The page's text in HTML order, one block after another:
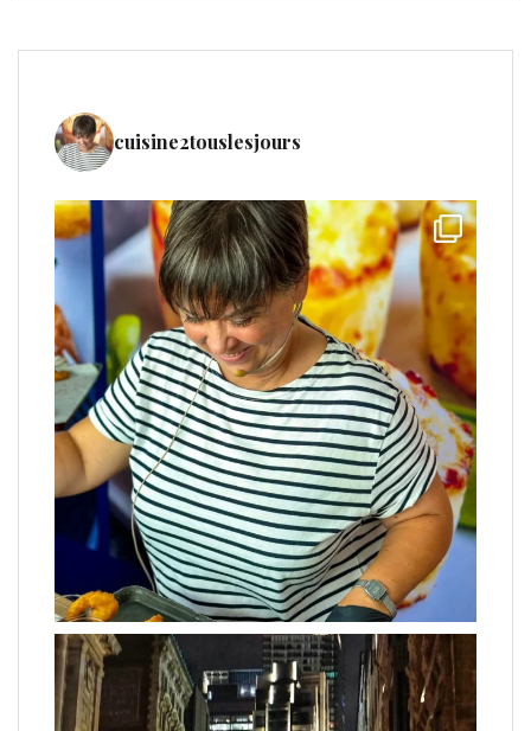
cuisine2touslesjours